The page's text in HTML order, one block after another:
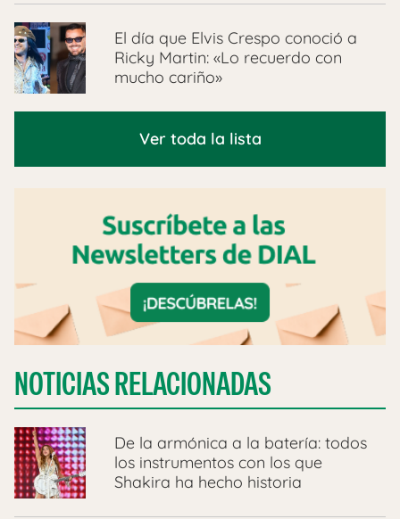
El día que Elvis Crespo conoció a
Ricky Martin: «Lo recuerdo con
mucho cariño»
Ver toda la lista
NOTICIAS RELACIONADAS
De la armónica a la batería: todos
los instrumentos con los que
Shakira ha hecho historia